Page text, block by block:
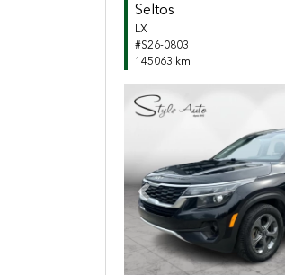
Seltos
LX
#S26-0803
145063 km
Previous